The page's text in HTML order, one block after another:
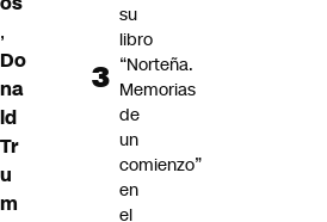
,
Do
na
ld
Tr
u
m
su
libro
“Norteña.
Memorias
de
un
comienzo”
en
el